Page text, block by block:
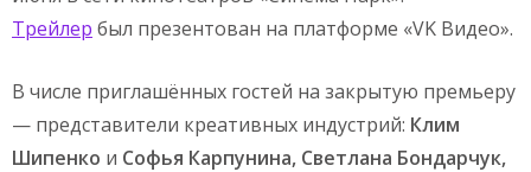
Трейлер был презентован на платформе «VK Видео».
В числе приглашённых гостей на закрытую премьеру
— представители креативных индустрий: Клим
Шипенко и Софья Карпунина, Светлана Бондарчук,